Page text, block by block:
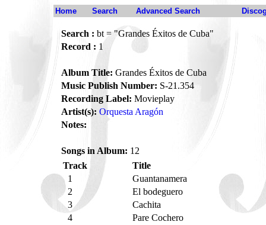
Home Search Advanced Search
Search : bt = "Grandes Éxitos de Cuba"
Record : 1
Album Title: Grandes Éxitos de Cuba
Music Publish Number: S-21.354
Recording Label: Movieplay
Artist(s): Orquesta Aragón
Notes:
Songs in Album: 12
Track
Title
1
Guantanamera
2
El bodeguero
3
Cachita
4
Pare Cochero